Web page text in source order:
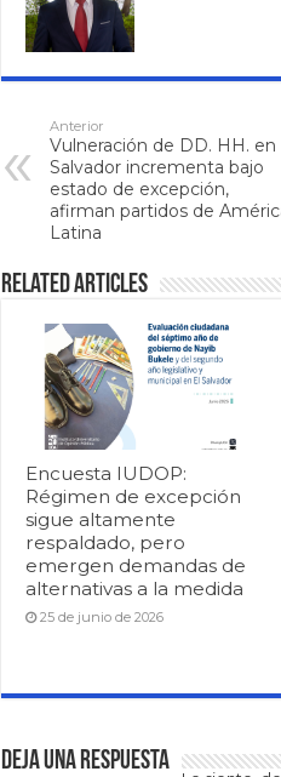
Anterior
Vulneración de DD. HH. en
Salvador incrementa bajo
estado de excepción,
afirman partidos de
Latina
Related Articles
Encuesta IUDOP:
Régimen de excepción
sigue altamente
respaldado, pero
emergen demandas de
alternativas a la medida
25 de junio de 2026
Deja una respuesta